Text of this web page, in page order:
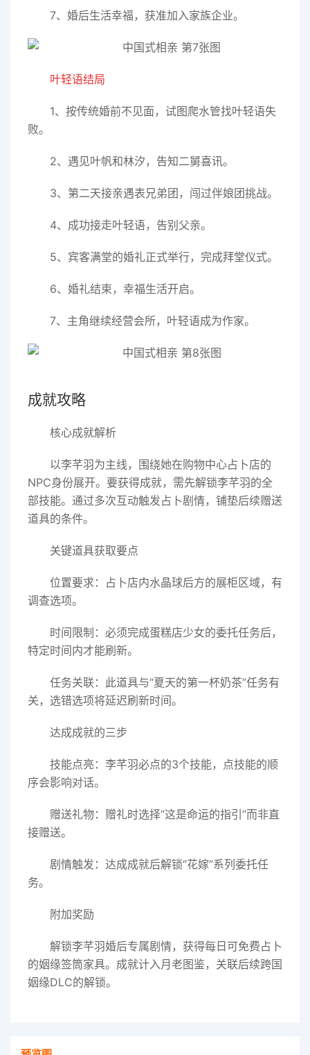
7、婚后生活幸福，获准加入家族企业。
叶轻语结局
1、按传统婚前不见面，试图爬水管找叶轻语失
败。
2、遇见叶帆和林汐，告知二舅喜讯。
3、第二天接亲遇表兄弟团，闯过伴娘团挑战。
4、成功接走叶轻语，告别父亲。
5、宾客满堂的婚礼正式举行，完成拜堂仪式。
6、婚礼结束，幸福生活开启。
7、主角继续经营会所，叶轻语成为作家。
成就攻略
核心成就解析
以李芊羽为主线，围绕她在购物中心占卜店的
NPC身份展开。要获得成就，需先解锁李芊羽的全
部技能。通过多次互动触发占卜剧情，铺垫后续赠送
道具的条件。
关键道具获取要点
位置要求：占卜店内水晶球后方的展柜区域，有
调查选项。
时间限制：必须完成蛋糕店少女的委托任务后，
特定时间内才能刷新。
任务关联：此道具与“夏天的第一杯奶茶”任务有
关，选错选项将延迟刷新时间。
达成成就的三步
技能点亮：李芊羽必点的3个技能，点技能的顺
序会影响对话。
赠送礼物：赠礼时选择“这是命运的指引”而非直
接赠送。
剧情触发：达成成就后解锁“花嫁”系列委托任
务。
附加奖励
解锁李芊羽婚后专属剧情，获得每日可免费占卜
的姻缘签筒家具。成就计入月老图鉴，关联后续跨国
姻缘DLC的解锁。